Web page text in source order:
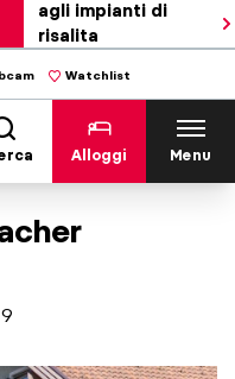
agli impianti di
risalita
Watchlist
Alloggi Menu